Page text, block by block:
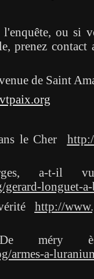
ou si
prenez
de Saint
le Cher
a-t-il
longuet-a-
http://
De méry
armes-a-